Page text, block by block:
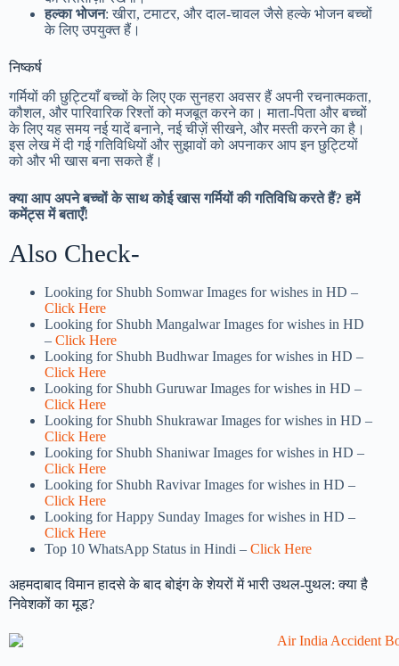
हल्का भोजन: खीरा, टमाटर, और दाल-चावल जैसे हल्के भोजन बच्चों
के लिए उपयुक्त हैं।
निष्कर्ष
गर्मियों की छुट्टियाँ बच्चों के लिए एक सुनहरा अवसर हैं अपनी रचनात्मकता,
कौशल, और पारिवारिक रिश्तों को मजबूत करने का। माता-पिता और बच्चों
के लिए यह समय नई यादें बनाने, नई चीज़ें सीखने, और मस्ती करने का है।
इस लेख में दी गई गतिविधियों और सुझावों को अपनाकर आप इन छुट्टियों
को और भी खास बना सकते हैं।
क्या आप अपने बच्चों के साथ कोई खास गर्मियों की गतिविधि करते हैं? हमें
कमेंट्स में बताएँ!
Also Check-
Looking for Shubh Somwar Images for wishes in HD –
Click Here
Looking for Shubh Mangalwar Images for wishes in HD
– Click Here
Looking for Shubh Budhwar Images for wishes in HD –
Click Here
Looking for Shubh Guruwar Images for wishes in HD –
Click Here
Looking for Shubh Shukrawar Images for wishes in HD –
Click Here
Looking for Shubh Shaniwar Images for wishes in HD –
Click Here
Looking for Shubh Ravivar Images for wishes in HD –
Click Here
Looking for Happy Sunday Images for wishes in HD –
Click Here
Top 10 WhatsApp Status in Hindi – Click Here
अहमदाबाद विमान हादसे के बाद बोइंग के शेयरों में भारी उथल-पुथल: क्या है
निवेशकों का मूड?